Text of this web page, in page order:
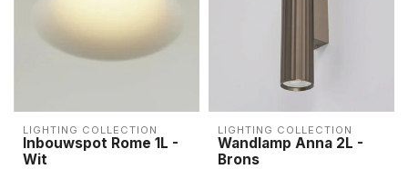
LIGHTING COLLECTION
Inbouwspot Rome 1L -
Wit
LIGHTING COLLECTION
Wandlamp Anna 2L -
Brons